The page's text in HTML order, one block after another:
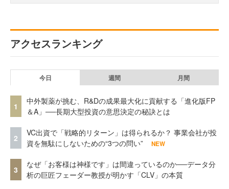
アクセスランキング
今日 週間 月間
1
中外製薬が挑む、R&Dの成果最大化に貢献する「進化版FP
＆A」──長期大型投資の意思決定の秘訣とは
2
VC出資で「戦略的リターン」は得られるか？ 事業会社が投
資を無駄にしないための“3つの問い”
NEW
3
なぜ「お客様は神様です」は間違っているのか──データ分
析の巨匠フェーダー教授が明かす「CLV」の本質